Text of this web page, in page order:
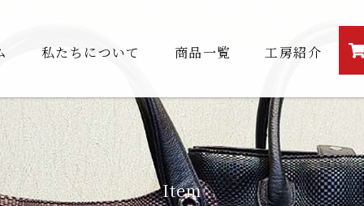
私たちについて 商品一覧 工房紹介
Item